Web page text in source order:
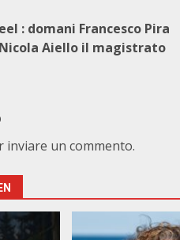
: domani Francesco Pira
Aiello il magistrato
inviare un commento.